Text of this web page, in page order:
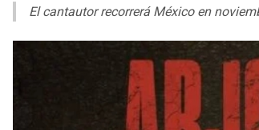
El cantautor recorrerá México en